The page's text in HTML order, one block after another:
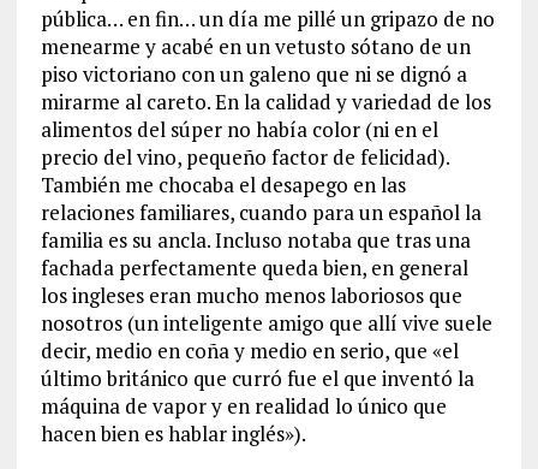
pública… en fin… un día me pillé un gripazo de no
menearme y acabé en un vetusto sótano de un
piso victoriano con un galeno que ni se dignó a
mirarme al careto. En la calidad y variedad de los
alimentos del súper no había color (ni en el
precio del vino, pequeño factor de felicidad).
También me chocaba el desapego en las
relaciones familiares, cuando para un español la
familia es su ancla. Incluso notaba que tras una
fachada perfectamente queda bien, en general
los ingleses eran mucho menos laboriosos que
nosotros (un inteligente amigo que allí vive suele
decir, medio en coña y medio en serio, que «el
último británico que curró fue el que inventó la
máquina de vapor y en realidad lo único que
hacen bien es hablar inglés»).